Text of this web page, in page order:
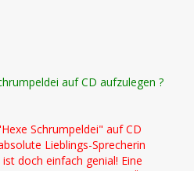
auf CD aufzulegen ?
Schrumpeldei" auf CD
Lieblings-Sprecherin
doch einfach genial! Eine